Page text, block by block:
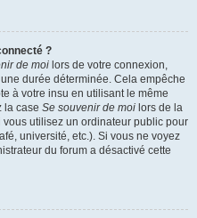
?
de moi lors de votre connexion,
durée déterminée. Cela empêche
à votre insu en utilisant le même
la case Se souvenir de moi lors de la
utilisez un ordinateur public pour
université, etc.). Si vous ne voyez
du forum a désactivé cette